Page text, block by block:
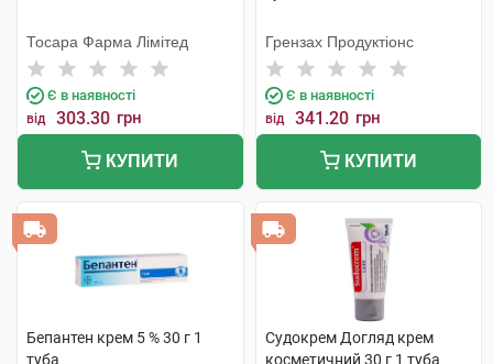
Тосара Фарма Лімітед
Є в наявності
від 303.30 грн
КУПИТИ
Грензах Продуктіонс
Є в наявності
від 341.20 грн
КУПИТИ
Бепантен крем 5 % 30 г 1
туба
Судокрем Догляд крем
косметичний 30 г 1 туба